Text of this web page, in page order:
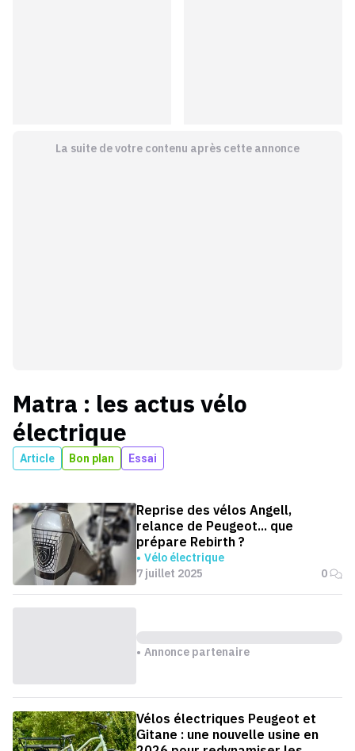
La suite de votre contenu après cette annonce
Matra : les actus vélo
électrique
Article Bon plan Essai
Reprise des vélos Angell,
relance de Peugeot... que
prépare Rebirth ?
Vélo électrique
7 juillet 2025
0
Annonce partenaire
Vélos électriques Peugeot et
Gitane : une nouvelle usine en